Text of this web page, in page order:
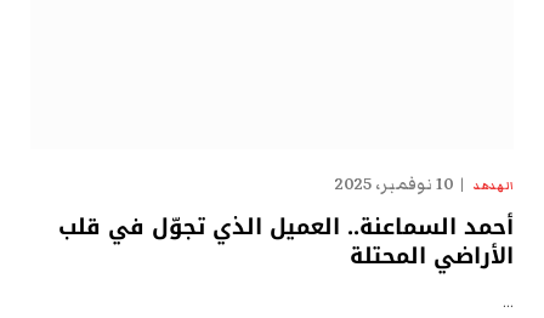
الهدهد 10 نوفمبر، 2025
أحمد السماعنة.. العميل الذي تجوّل في قلب
الأراضي المحتلة
…